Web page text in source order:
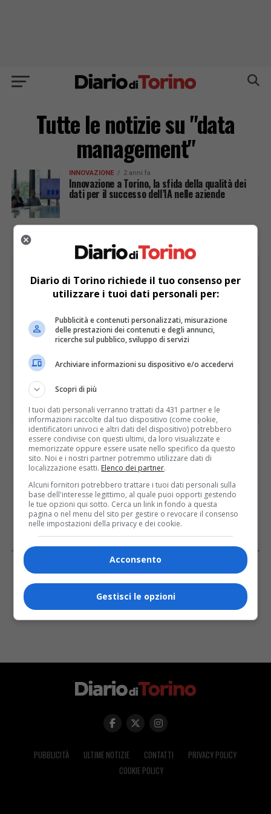
Tutte le notizie su "data
management"
INNOVAZIONE 2 anni fa
Innovazione a Torino, la sfida della qualità dei
dati per il successo dell’IA nelle aziende
I PIÙ LETTI ULTIME
PUBBLICITÀ ULTIME NOTIZIE CONTATTI
PRIVACY POLICY
COOKIE POLICY
Diario di Torino richiede il tuo consenso per
utilizzare i tuoi dati personali per:
Pubblicità e contenuti personalizzati, misurazione
delle prestazioni dei contenuti e degli annunci,
ricerche sul pubblico, sviluppo di servizi
Archiviare informazioni su dispositivo e/o accedervi
Scopri di più
I tuoi dati personali verranno trattati da 431 partner e le
informazioni raccolte dal tuo dispositivo (come cookie,
identificatori univoci e altri dati del dispositivo) potrebbero
essere condivise con questi ultimi, da loro visualizzate e
memorizzate oppure essere usate nello specifico da questo
sito. Noi e i nostri partner potremmo utilizzare dati di
localizzazione esatti. Elenco dei partner.
Alcuni fornitori potrebbero trattare i tuoi dati personali sulla
base dell'interesse legittimo, al quale puoi opporti gestendo
le tue opzioni qui sotto. Cerca un link in fondo a questa
pagina o nel menu del sito per gestire o revocare il consenso
nelle impostazioni della privacy e dei cookie.
Acconsento
Gestisci le opzioni